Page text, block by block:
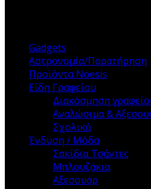
Gadgets
Αστρονομία/Παρατήρηση
Προϊόντα Noesis
Είδη Γραφείου
Διακόσμηση
Αναλώσιμα &
Σχολικά
Ένδυση / Μόδα
Σακίδια Τσάντες
Μπλουζάκια
Αξεσουάρ